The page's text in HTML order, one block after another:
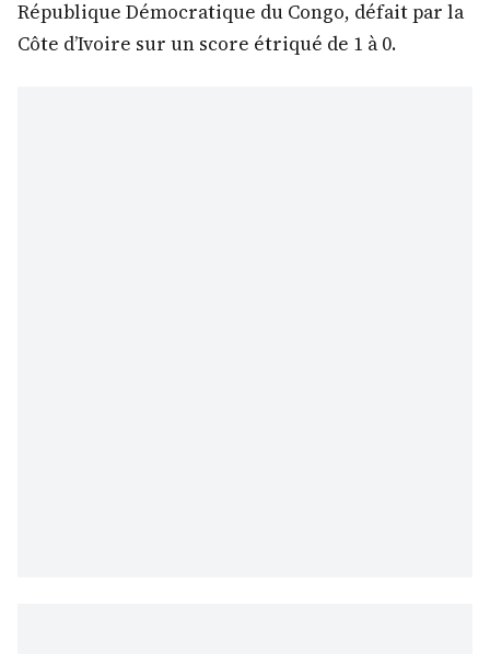
République Démocratique du Congo, défait par la
Côte d’Ivoire sur un score étriqué de 1 à 0.